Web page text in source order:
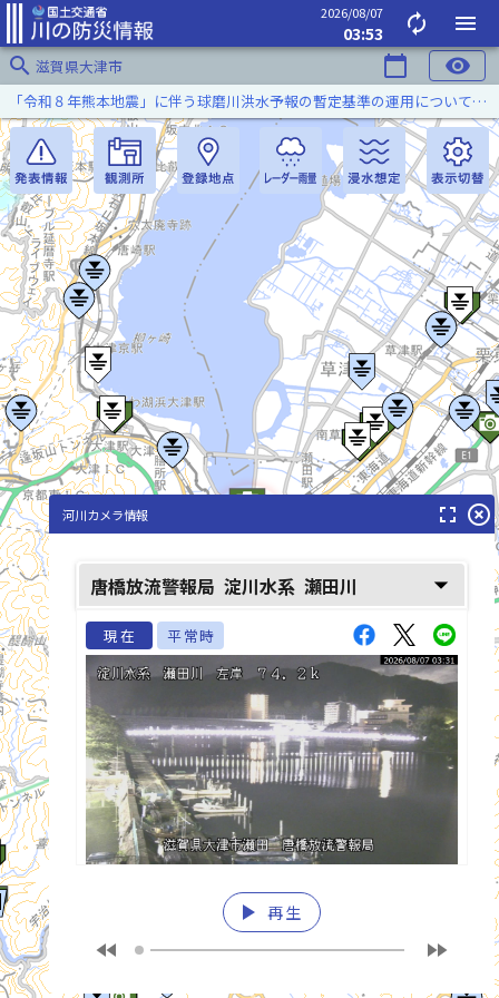
2026/08/07
03:53 autorenew
menu
search 滋賀県大津市 calendar_today visibility
宇治川(うじがわ)
瀬田川(せたがわ)
「令和８年熊本地震」に伴う球磨川洪水予報の暫定基準の運用について（令和８年８月５日）
河川カメラ情報 fullscreen highlight_off
唐橋放流警報局 淀川水系 瀬田川 arrow_drop_down
現在 平常時
play_arrow 再生
fast_rewind fast_forward